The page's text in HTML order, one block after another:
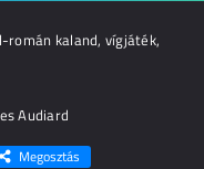
kaland, vígjáték,
Audiard
Megosztás